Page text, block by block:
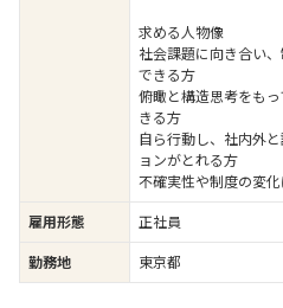
求める人物像
社会課題に向き合い
できる方
俯瞰と構造思考をも
きる方
自ら行動し、社内外
ョンがとれる方
不確実性や制度の変
雇用形態
正社員
勤務地
東京都